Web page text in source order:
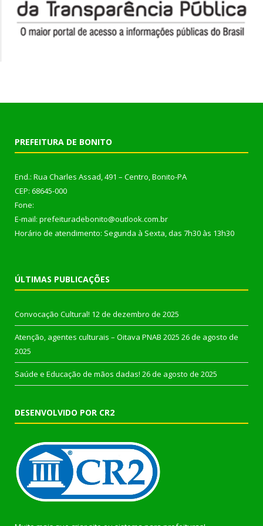
PREFEITURA DE BONITO
End.: Rua Charles Assad, 491 – Centro, Bonito-PA
CEP: 68645-000
Fone:
E-mail: prefeituradebonito@outlook.com.br
Horário de atendimento: Segunda à Sexta, das 7h30 às 13h30
ÚLTIMAS PUBLICAÇÕES
Convocação Cultural! 12 de dezembro de 2025
Atenção, agentes culturais – Oitava PNAB 2025 26 de agosto de
2025
Saúde e Educação de mãos dadas! 26 de agosto de 2025
DESENVOLVIDO POR CR2